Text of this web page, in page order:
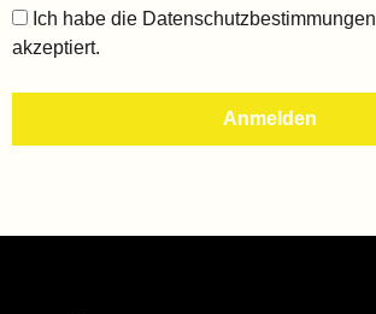
Ich habe die Datenschutzbestimmungen
akzeptiert.